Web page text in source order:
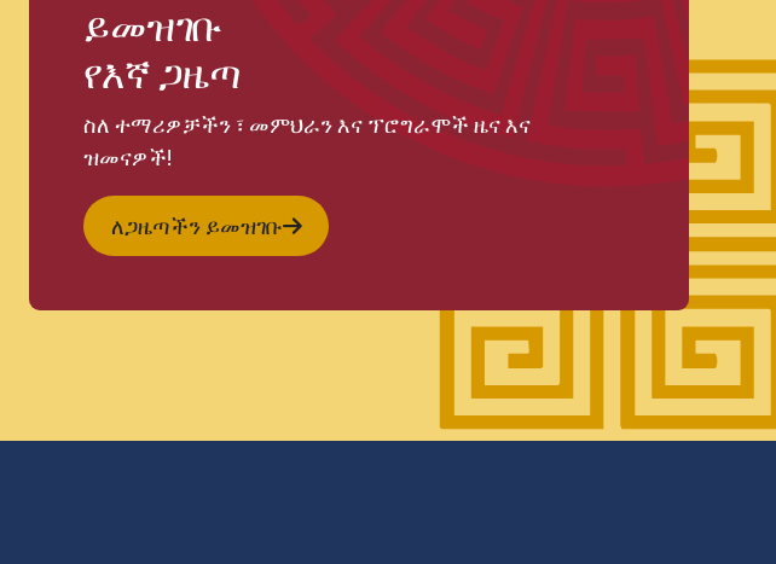
ይመዝገቡ
የእኛ ጋዜጣ
ስለ ተማሪዎቻችን ፣ መምህራን እና ፕሮግራሞች ዜና እና
ዝመናዎች!
ለጋዜጣችን ይመዝገቡ